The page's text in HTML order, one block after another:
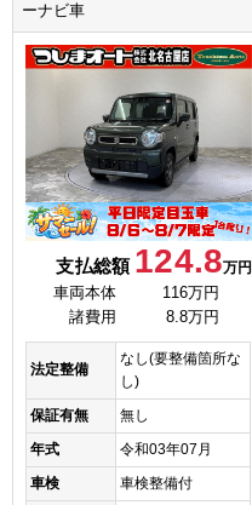
ーナビ車
支払総額 124.8万円
車両本体
116万円
諸費用
8.8万円
法定整備
なし(要整備箇所な
し)
保証有無
無し
年式
令和03年07月
車検
車検整備付